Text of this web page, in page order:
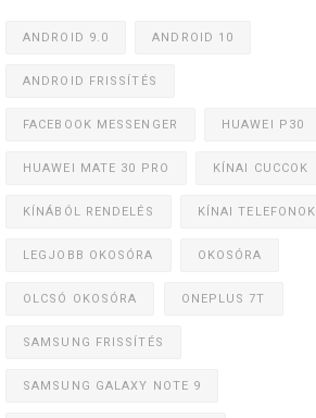
ANDROID 9.0 ANDROID 10
ANDROID FRISSÍTÉS
FACEBOOK MESSENGER HUAWEI P30
HUAWEI MATE 30 PRO KÍNAI CUCCOK
KÍNÁBÓL RENDELÉS KÍNAI TELEFONOK
LEGJOBB OKOSÓRA OKOSÓRA
OLCSÓ OKOSÓRA ONEPLUS 7T
SAMSUNG FRISSÍTÉS
SAMSUNG GALAXY NOTE 9